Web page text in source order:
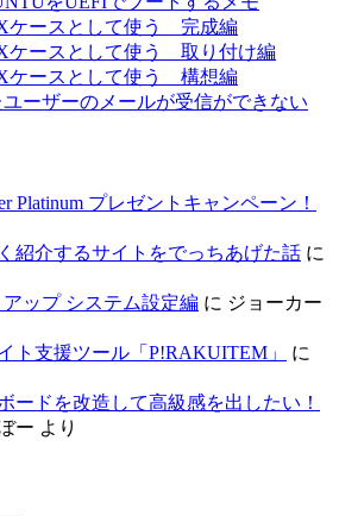
ケースとして使う 完成編
ケースとして使う 取り付け編
ケースとして使う 構想編
ーザーのメールが受信ができない
Platinum プレゼントキャンペーン！
紹介するサイトをでっちあげた話 に
ップ システム設定編 に ジョーカー
ト支援ツール「P!RAKUITEM」
に
ードを改造して高級感を出したい！
ー より